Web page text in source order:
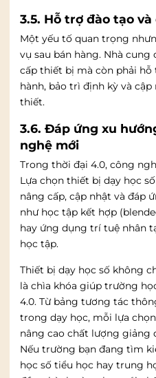
3.5. Hỗ trợ đào tạo
Một yếu tố quan trọng
vụ sau bán hàng. Nhà
cấp thiết bị mà còn phải hỗ
hành, bảo trì định kỳ và
thiết.
3.6. Đáp ứng xu
nghệ mới
Trong thời đại 4.0, công
Lựa chọn thiết bị dạy học
nâng cấp, cập nhật và đáp
như học tập kết hợp
hay ứng dụng trí tuệ nhân
học tập.
Thiết bị dạy học số không
là chìa khóa giúp trường
4.0. Từ bảng tương tác
trong dạy học, mỗi lựa
nâng cao chất lượng giảng
Nếu trường bạn đang tìm
học số tiểu học hay trung